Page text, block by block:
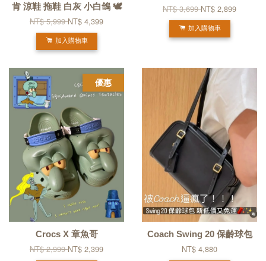
肯 涼鞋 拖鞋 白灰 小白鴿 🕊️
NT$ 5,999NT$ 4,399
加入購物車
NT$ 3,699NT$ 2,899
加入購物車
優惠
Crocs X 章魚哥
NT$ 2,999NT$ 2,399
Coach Swing 20 保齡球包
NT$ 4,880